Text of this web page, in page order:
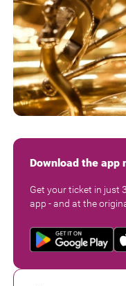
Download the app
Get your ticket in just
app - and at the